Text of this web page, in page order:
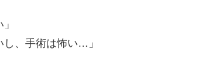
し、手術は怖い…」